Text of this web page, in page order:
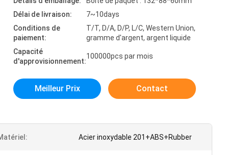
Délai de livraison:
7~10days
Conditions de
paiement:
T/T, D/A, D/P, L/C, Western Union,
gramme d'argent, argent liquide
Capacité
d'approvisionnement:
100000pcs par mois
Meilleur Prix Contact
Acier inoxydable 201+ABS+Rubber